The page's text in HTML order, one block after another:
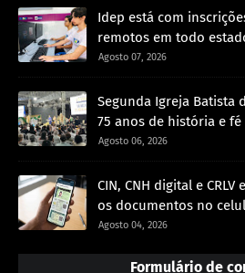
Idep está com
remotos em todo
Agosto 07, 2026
Segunda Igreja Batista
75 anos de história e fé
Agosto 06, 2026
CIN, CNH digital e
os documentos no
Agosto 04, 2026
Formulário de